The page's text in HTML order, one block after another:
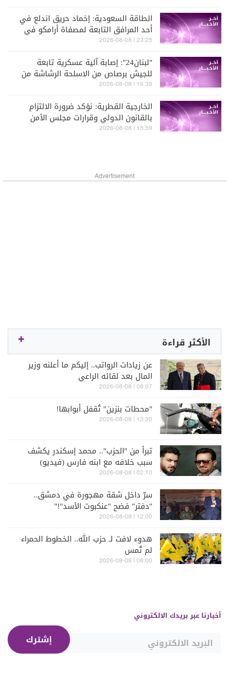
الطاقة السعودية: إخماد حريق اندلع في
أحد المرافق التابعة لمصفاة أرامكو في
جازان
23:25 | 2026-08-08
"لبنان24": إصابة آلية عسكرية تابعة
للجيش برصاص من الاسلحة الرشاشة من
قبل الجيش الإسرائيلي عند مثلث الخيام-
16:39 | 2026-08-08
الخارجية القطرية: نؤكد ضرورة الالتزام
بالقانون الدولي وقرارات مجلس الأمن
ورفض ما يهدد الأمن وحرية الملاحة
15:59 | 2026-08-08
Advertisement
الأكثر قراءة
عن زيادات الرواتب.. إليكم ما أعلنه وزير
المال بعد لقائه الراعي
08:07 | 2026-08-08
"محطات بنزين" تُقفل أبوابها!
13:20 | 2026-08-08
تبرأ من "الحزب".. محمد إسكندر يكشف
سبب خلافه مع ابنه فارس (فيديو)
02:10 | 2026-08-08
سرّ داخل شقة مهجورة في دمشق..
"دفتر" فضح "عنكبوت الأسد"!"
12:00 | 2026-08-08
هدوء لافت لـ حزب الله.. الخطوط الحمراء
لم تُمس
08:00 | 2026-08-08
أخبارنا عبر بريدك الالكتروني
إشترك